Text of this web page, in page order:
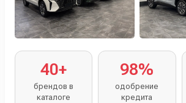
40+
брендов в
каталоге
98%
одобрение
кредита